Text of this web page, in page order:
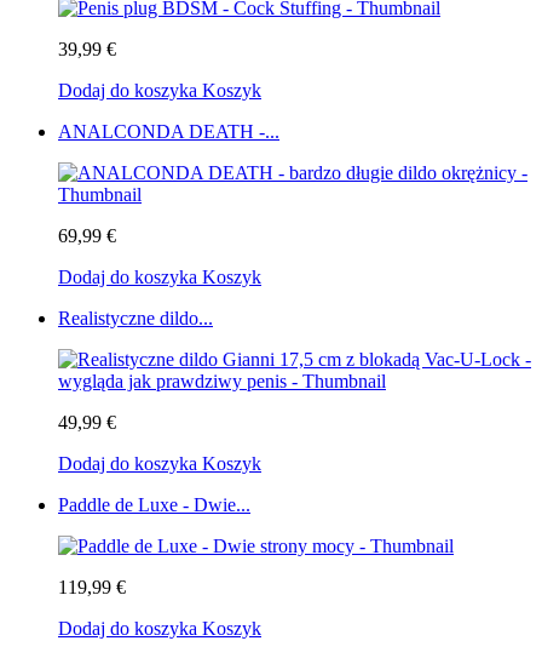
39,99 €
Dodaj do koszyka Koszyk
ANALCONDA DEATH -...
69,99 €
Dodaj do koszyka Koszyk
Realistyczne dildo...
49,99 €
Dodaj do koszyka Koszyk
Paddle de Luxe - Dwie...
119,99 €
Dodaj do koszyka Koszyk